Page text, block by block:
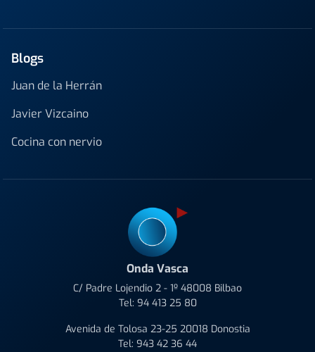
Blogs
Juan de la Herrán
Javier Vizcaino
Cocina con nervio
Onda Vasca
C/ Padre Lojendio 2 - 1º 48008 Bilbao
Tel: 94 413 25 80
Avenida de Tolosa 23-25 20018 Donostia
Tel: 943 42 36 44